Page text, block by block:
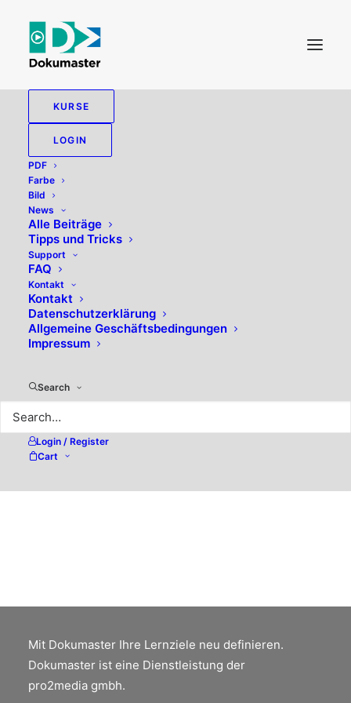
KURSE
LOGIN
PDF
Farbe
Bild
News
Alle Beiträge
Tipps und Tricks
Support
FAQ
Kontakt
Kontakt
Datenschutzerklärung
Allgemeine Geschäftsbedingungen
Impressum
Search
Login / Register
Cart
BILDGRÖSSE
Was hat die Auflösung mit
Linien pro Zentimeter und Pixeln
Mit Dokumaster Ihre Lernziele neu definieren.
Dokumaster ist eine Dienstleistung der
pro2media gmbh.